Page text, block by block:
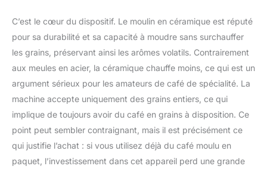
café moulu; vous
pouvez aussi
paramétrer la dureté de
l'eau et prolonger la
machine à café grâce
au programme de
détartrage intégré avec
protection 3-en-1 Avec
la double fonction
Minuteur, dégustez
une tasse de café à
C’est le cœur du dispositif. Le moulin en céramique est réputé
pour sa durabilité et sa capacité à moudre sans surchauffer
les grains, préservant ainsi les arômes volatils. Contrairement
aux meules en acier, la céramique chauffe moins, ce qui est un
argument sérieux pour les amateurs de café de spécialité. La
machine accepte uniquement des grains entiers, ce qui
implique de toujours avoir du café en grains à disposition. Ce
point peut sembler contraignant, mais il est précisément ce
qui justifie l’achat : si vous utilisez déjà du café moulu en
paquet, l’investissement dans cet appareil perd une grande